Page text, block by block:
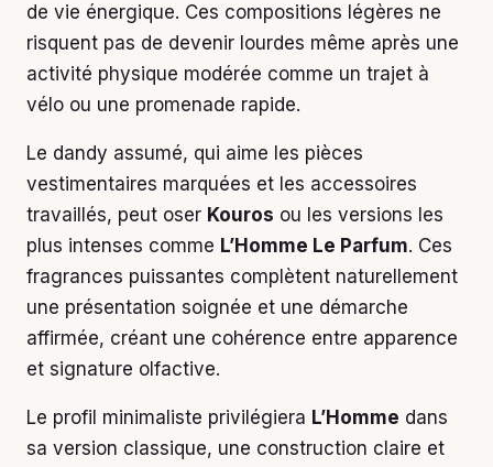
de vie énergique. Ces compositions légères ne
risquent pas de devenir lourdes même après une
activité physique modérée comme un trajet à
vélo ou une promenade rapide.
Le dandy assumé, qui aime les pièces
vestimentaires marquées et les accessoires
travaillés, peut oser Kouros ou les versions les
plus intenses comme L’Homme Le Parfum. Ces
fragrances puissantes complètent naturellement
une présentation soignée et une démarche
affirmée, créant une cohérence entre apparence
et signature olfactive.
Le profil minimaliste privilégiera L’Homme dans
sa version classique, une construction claire et